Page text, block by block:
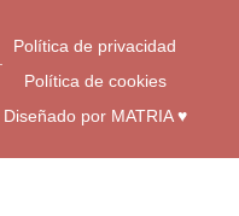
Política de privacidad
Política de cookies
Diseñado por MATRIA ♥